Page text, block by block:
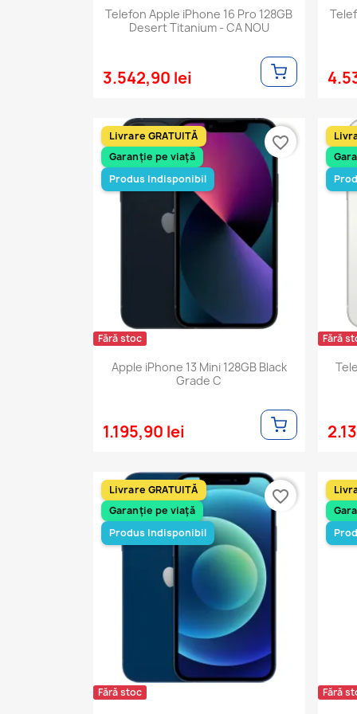
Telefon Apple iPhone 16 Pro 128GB
Desert Titanium - CA NOU
3.542,90 lei
Fără stoc
Apple iPhone 13 Mini 128GB Black
Grade C
1.195,90 lei
Livrare GRATUITĂ
Garanție pe viață
Produs Indisponibil
favorite_border
Fără
Fără stoc
Livrare GRATUITĂ
Garanție pe viață
Produs Indisponibil
favorite_border
Fără